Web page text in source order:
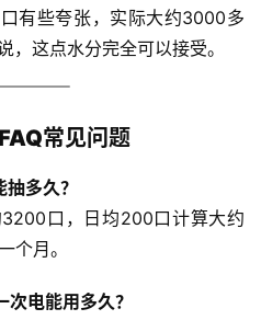
有些夸张，实际大约3000多
，这点水分完全可以接受。
常见问题
多久？
口，日均200口计算大约
个月。
电能用多久？